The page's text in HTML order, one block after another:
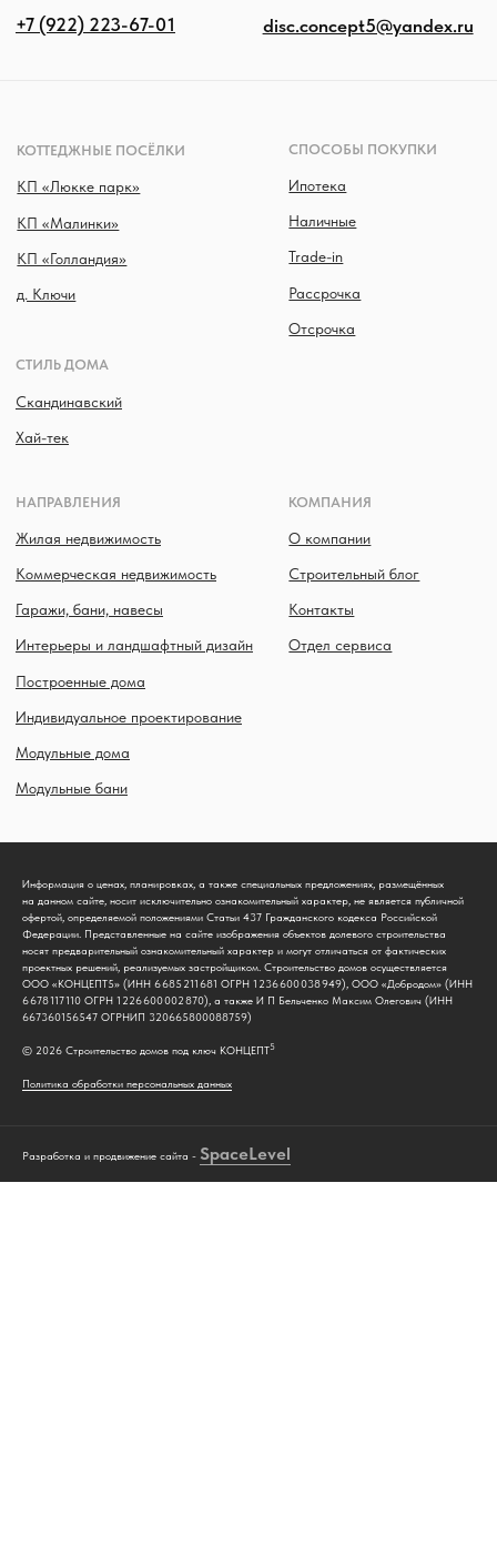
Информация о ценах, планировках, а также специальных предложениях, размещённых
на данном сайте, носит исключительно ознакомительный характер, не является публичной
офертой, определяемой положениями Статьи 437 Гражданского кодекса Российской
Федерации. Представленные на сайте изображения объектов долевого строительства
носят предварительный ознакомительный характер и могут отличаться от фактических
проектных решений, реализуемых застройщиком. Строительство домов осуществляется
ООО «КОНЦЕПТ5» (ИНН 6 685 211 681 ОГРН 1 236 600 038 949), ООО «Добродом» (ИНН
6 678 117 110 ОГРН 1 226 600 002 870), а также И П Бельченко Максим Олегович (ИНН
667360156547 ОГРНИП 320665800088759)
© 2026 Строительство домов под ключ КОНЦЕПТ5
Политика обработки персональных данных
Разработка и продвижение сайта - SpaceLevel